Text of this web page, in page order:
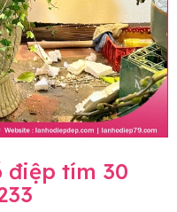
điệp tím 30